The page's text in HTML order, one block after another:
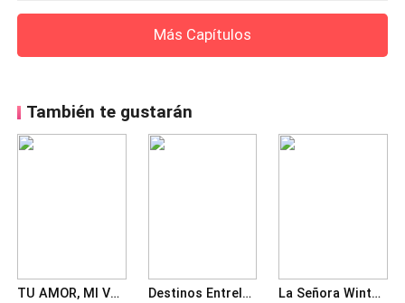
Más Capítulos
También te gustarán
TU AMOR, MI VENENO. Una esposa estéril para el magnate Destinos Entrelazados: Mi Bebé Es Hijo del CEO La Señora Winters Peleando Por Sus Hijos